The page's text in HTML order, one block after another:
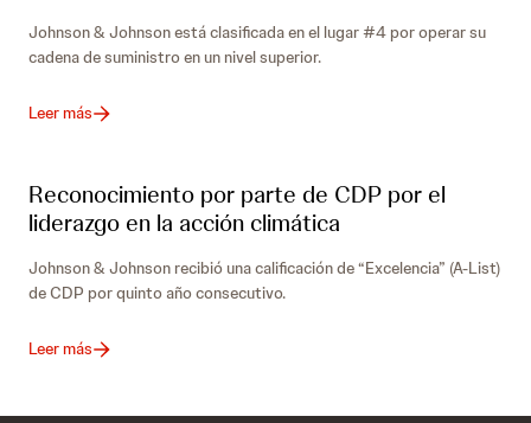
Johnson & Johnson está clasificada en el lugar #4 por operar su
cadena de suministro en un nivel superior.
Leer más
Reconocimiento por parte de CDP por el
liderazgo en la acción climática
Johnson & Johnson recibió una calificación de “Excelencia” (A-List)
de CDP por quinto año consecutivo.
Leer más